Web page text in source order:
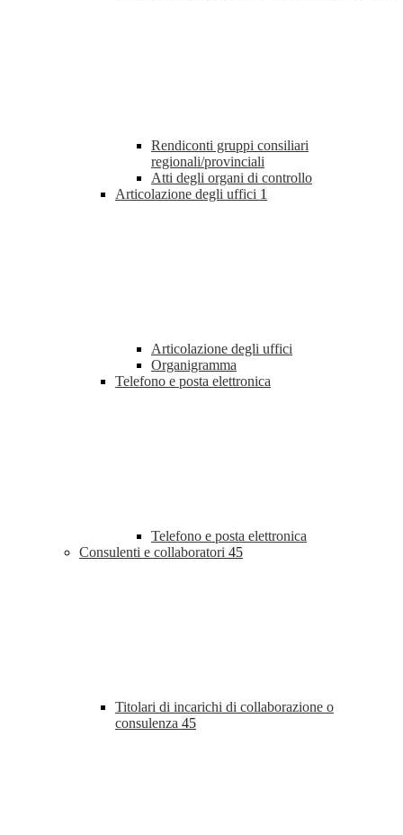
Rendiconti gruppi consiliari
regionali/provinciali
Atti degli organi di controllo
Articolazione degli uffici 1
Articolazione degli uffici
Organigramma
Telefono e posta elettronica
Telefono e posta elettronica
Consulenti e collaboratori 45
Titolari di incarichi di collaborazione o
consulenza 45